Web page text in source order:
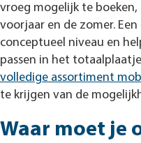
vroeg mogelijk te
voorjaar en de zomer.
conceptueel niveau en
passen in het
volledige assortiment
te krijgen van de
Waar moet je